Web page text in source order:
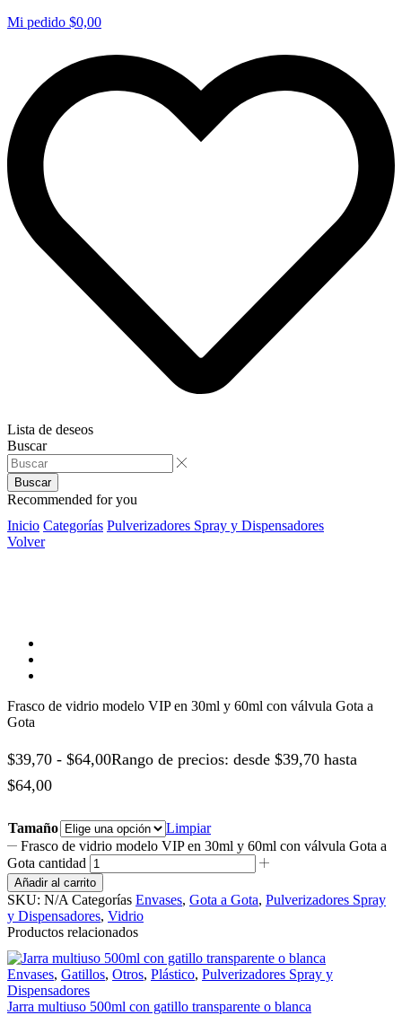
Mi pedido $0,00
Lista de deseos
Buscar
Buscar
Recommended for you
Inicio Categorías Pulverizadores Spray y Dispensadores
Volver
Frasco de vidrio modelo VIP en 30ml y 60ml con válvula Gota a
Gota
$39,70 - $64,00Rango de precios: desde $39,70 hasta
$64,00
Tamaño
Limpiar
Frasco de vidrio modelo VIP en 30ml y 60ml con válvula Gota a
Gota cantidad
Añadir al carrito
SKU: N/A Categorías Envases, Gota a Gota, Pulverizadores Spray
y Dispensadores, Vidrio
Productos relacionados
Envases, Gatillos, Otros, Plástico, Pulverizadores Spray y
Dispensadores
Jarra multiuso 500ml con gatillo transparente o blanca